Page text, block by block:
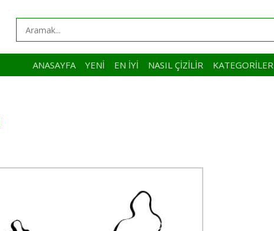
ANASAYFA YENI EN İYI NASIL ÇIZILIR KATEGORILER